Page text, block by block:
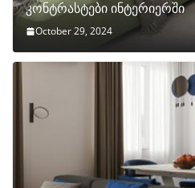
კონტრასტები ინტერიერში
October 29, 2024